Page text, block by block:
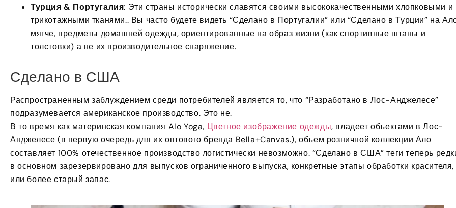
Турция & Португалия: Эти страны исторически славятся своими высококачественными хлопковыми и
трикотажными тканями.. Вы часто будете видеть “Сделано в Португалии” или “Сделано в Турции” на
мягче, предметы домашней одежды, ориентированные на образ жизни (как спортивные штаны и
толстовки) а не их производительное снаряжение.
Сделано в США
Распространенным заблуждением среди потребителей является то, что “Разработано в Лос-Анджелесе”
подразумевается американское производство. Это не.
В то время как материнская компания Alo Yoga, Цветное изображение одежды, владеет объектами в Лос-
Анджелесе (в первую очередь для их оптового бренда Bella+Canvas.), объем розничной коллекции Ало
составляет 100% отечественное производство логистически невозможно. “Сделано в США” теги теперь
в основном зарезервировано для выпусков ограниченного выпуска, конкретные этапы обработки красителя,
или более старый запас.